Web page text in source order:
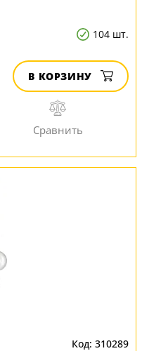
104 шт.
В КОРЗИНУ
310289